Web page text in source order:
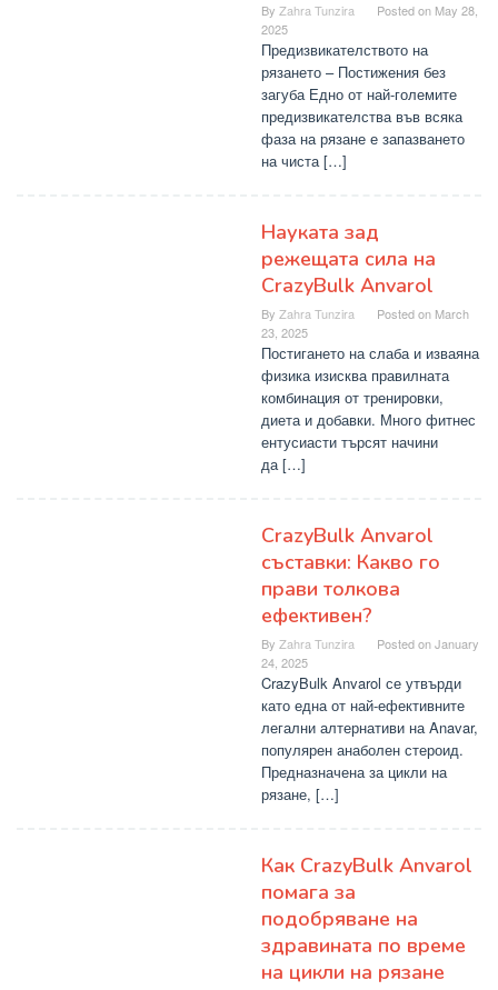
By Zahra Tunzira Posted on May 28,
2025
Предизвикателството на
рязането – Постижения без
загуба Едно от най-големите
предизвикателства във всяка
фаза на рязане е запазването
на чиста […]
Науката зад
режещата сила на
CrazyBulk Anvarol
By Zahra Tunzira Posted on March
23, 2025
Постигането на слаба и изваяна
физика изисква правилната
комбинация от тренировки,
диета и добавки. Много фитнес
ентусиасти търсят начини
да […]
CrazyBulk Anvarol
съставки: Какво го
прави толкова
ефективен?
By Zahra Tunzira Posted onJanuary
24, 2025
CrazyBulk Anvarol се утвърди
като една от най-ефективните
легални алтернативи на Anavar,
популярен анаболен стероид.
Предназначена за цикли на
рязане, […]
Как CrazyBulk Anvarol
помага за
подобряване на
здравината по време
на цикли на рязане